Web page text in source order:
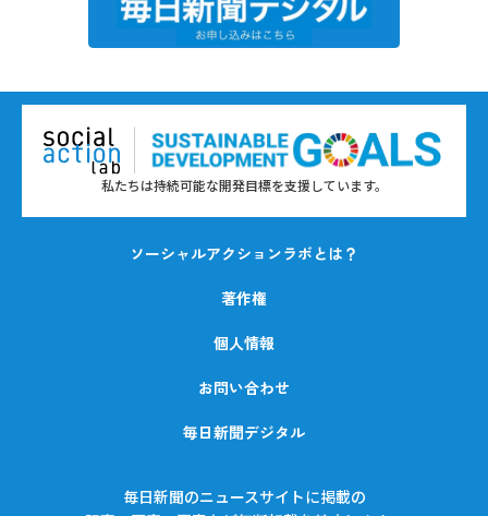
私たちは持続可能な開発目標を支援しています。
ソーシャルアクションラボとは？
著作権
個人情報
お問い合わせ
毎日新聞デジタル
毎日新聞のニュースサイトに掲載の